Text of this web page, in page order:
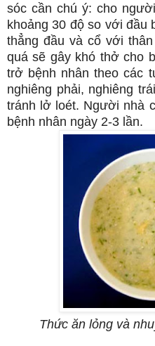
sóc cần chú ý: cho
khoảng 30 độ so với đầu
thẳng đầu và cổ với
quá sẽ gây khó thở cho
trở bệnh nhân theo các
nghiêng phải, nghiêng
tránh lở loét. Người nhà
bệnh nhân ngày 2-3 lần.
Thức ăn lỏng và